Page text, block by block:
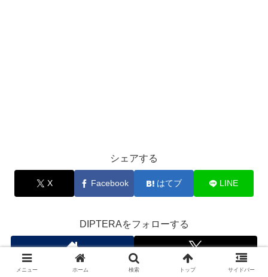
シェアする
X Facebook はてブ LINE
DIPTERAをフォローする
メニュー ホーム 検索 トップ サイドバー